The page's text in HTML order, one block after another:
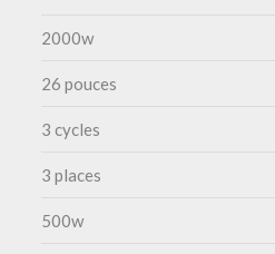
2000w
26 pouces
3 cycles
3 places
500w